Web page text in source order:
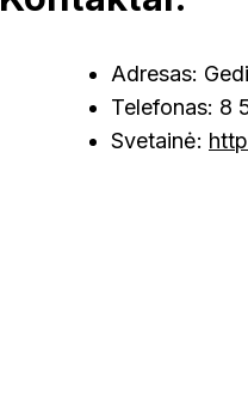
Adresas:
Telefonas: 8
Svetainė: